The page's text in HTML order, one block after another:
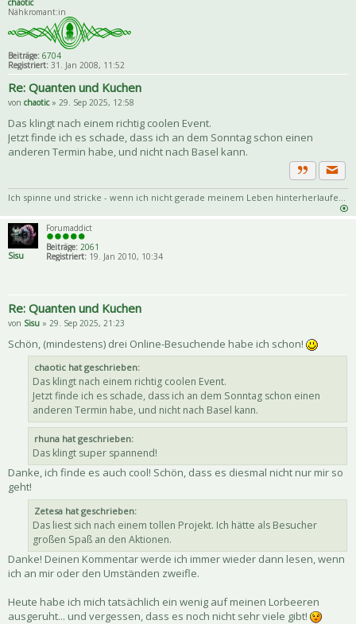
chaotic
Nähkromant:in
Beiträge: 6704
Registriert: 31. Jan 2008, 11:52
Re: Quanten und Kuchen
von chaotic» 29. Sep 2025, 12:58
Das klingt nach einem richtig coolen Event.
Jetzt finde ich es schade, dass ich an dem Sonntag schon einen
anderen Termin habe, und nicht nach Basel kann.
Zitat
Ich spinne und stricke - wenn ich nicht gerade meinem Leben hinterherlaufe...
Sisu
Forumaddict
Beiträge: 2061
Registriert:19. Jan 2010, 10:34
Re: Quanten und Kuchen
von Sisu » 29. Sep 2025, 21:23
Schön, (mindestens) drei Online-Besuchende habe ich schon!
chaotic hat geschrieben:
Das klingt nach einem richtig coolen Event.
Jetzt finde ich es schade, dass ich an dem Sonntag schon einen
anderen Termin habe, und nicht nach Basel kann.
rhuna hat geschrieben:
Das klingt super spannend!
Danke, ich finde es auch cool! Schön, dass es diesmal nicht nur mir so
geht!
Zetesa hat geschrieben:
Das liest sich nach einem tollen Projekt. Ich hätte als Besucher
großen Spaß an den Aktionen.
Danke! Deinen Kommentar werde ich immer wieder dann lesen, wenn
ich an mir oder den Umständen zweifle.
Heute habe ich mich tatsächlich ein wenig auf meinen Lorbeeren
ausgeruht... und vergessen, dass es noch nicht sehr viele gibt!